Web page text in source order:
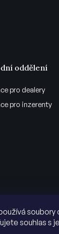
souhlas s
oddělení
pro dealery
pro inzerenty